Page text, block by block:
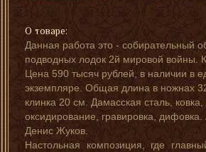
О товаре:
Данная работа это - собирательный
подводных лодок 2й мировой войны.
Цена 590 тысяч рублей, в наличии в
экземпляре. Общая длина в ножнах
клинка 20 см. Дамасская сталь,
оксидирование, гравировка,
Денис Жуков.
Настольная композиция, где